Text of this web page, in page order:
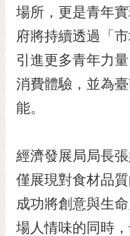
花
泉
桐
花
祭
網
導
覽
閱
RSS
場所，更是青年
府將持續透過「
引進更多青年力
消費體驗，並為
能。
經濟發展局局長
僅展現對食材品
成功將創意與生
場人情味的同時